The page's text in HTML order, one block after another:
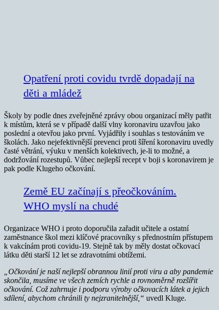
Opatření proti covidu tvrdě dopadají na
děti a mládež
Školy by podle dnes zveřejněné zprávy obou organizací měly patřit
k místům, která se v případě další vlny koronaviru uzavřou jako
poslední a otevřou jako první. Vyjádřily i souhlas s testováním ve
školách. Jako nejefektivnější prevenci proti šíření koronaviru uvedly
časté větrání, výuku v menších kolektivech, je-li to možné, a
dodržování rozestupů. Vůbec nejlepší recept v boji s koronavirem je
pak podle Klugeho očkování.
Země EU začínají s přeočkováním.
WHO myslí na chudé
Organizace WHO i proto doporučila zařadit učitele a ostatní
zaměstnance škol mezi klíčové pracovníky s přednostním přístupem
k vakcínám proti covidu-19. Stejně tak by měly dostat očkovací
látku děti starší 12 let se zdravotními obtížemi.
„Očkování je naší nejlepší obrannou linií proti viru a aby pandemie
skončila, musíme ve všech zemích rychle a rovnoměrně rozšířit
očkování. Což zahrnuje i podporu výroby očkovacích látek a jejich
sdílení, abychom chránili ty nejzranitelnější,“ uvedl Kluge.